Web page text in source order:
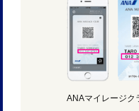
ANAマイレージク